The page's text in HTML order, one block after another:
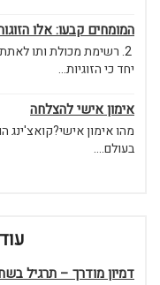
המומחים קבעו: אלו
2. רשימת מכולת ותו
יחד כי הזוגיות...
אימון אישי להצלחה
מהו אימון אישי?קואצ'ינג
בעולם....
דמיון מודרך – תרגיל